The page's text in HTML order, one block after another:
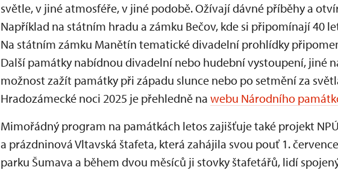
světle, v jiné atmosféře, v jiné podobě. Ožívají dávné příběhy a
Například na státním hradu a zámku Bečov, kde si připomínají 40
Na státním zámku Manětín tematické divadelní prohlídky
Další památky nabídnou divadelní nebo hudební vystoupení, jiné
možnost zažít památky při západu slunce nebo po setmění za
Hradozámecké noci 2025 je přehledně na webu Národního
Mimořádný program na památkách letos zajišťuje také projekt NPÚ
a prázdninová Vltavská štafeta, která zahájila svou pouť 1.
parku Šumava a během dvou měsíců ji stovky štafetářů, lidí